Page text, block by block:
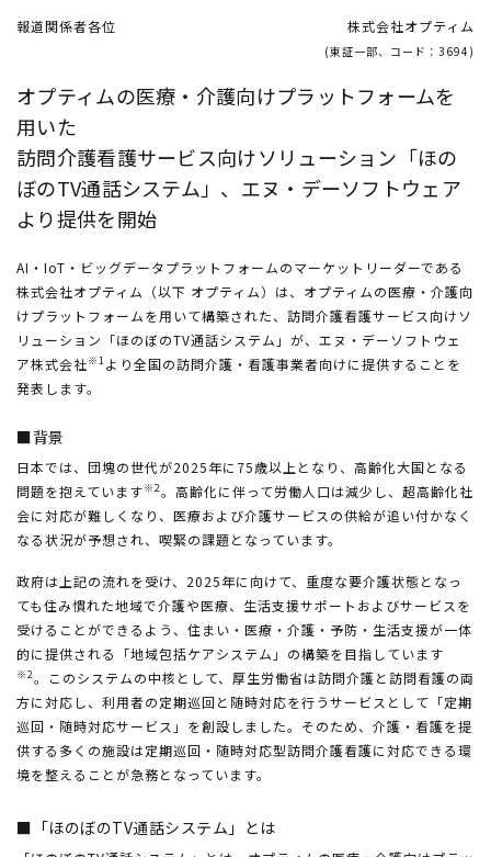
報道関係者各位 株式会社オプティム
(東証一部、コード：3694)
オプティムの医療・介護向けプラットフォームを
用いた
訪問介護看護サービス向けソリューション「ほの
ぼのTV通話システム」、エヌ・デーソフトウェア
より提供を開始
AI・IoT・ビッグデータプラットフォームのマーケットリーダーである
株式会社オプティム（以下 オプティム）は、オプティムの医療・介護向
けプラットフォームを用いて構築された、訪問介護看護サービス向けソ
リューション「ほのぼのTV通話システム」が、エヌ・デーソフトウェ
ア株式会社※1より全国の訪問介護・看護事業者向けに提供することを
発表します。
■背景
日本では、団塊の世代が2025年に75歳以上となり、高齢化大国となる
問題を抱えています※2。高齢化に伴って労働人口は減少し、超高齢化社
会に対応が難しくなり、医療および介護サービスの供給が追い付かなく
なる状況が予想され、喫緊の課題となっています。
政府は上記の流れを受け、2025年に向けて、重度な要介護状態となっ
ても住み慣れた地域で介護や医療、生活支援サポートおよびサービスを
受けることができるよう、住まい・医療・介護・予防・生活支援が一体
的に提供される「地域包括ケアシステム」の構築を目指しています
※2。このシステムの中核として、厚生労働省は訪問介護と訪問看護の両
方に対応し、利用者の定期巡回と随時対応を行うサービスとして「定期
巡回・随時対応サービス」を創設しました。そのため、介護・看護を提
供する多くの施設は定期巡回・随時対応型訪問介護看護に対応できる環
境を整えることが急務となっています。
■「ほのぼのTV通話システム」とは